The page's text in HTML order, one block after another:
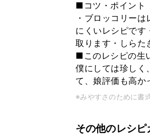
■コツ・ポイント
・ブロッコリー
にくいレシピです
取ります・しらた
■このレシピの生
僕にしては珍しく
て、娘評価も高か
※みやすさのために書
その他のレシピ